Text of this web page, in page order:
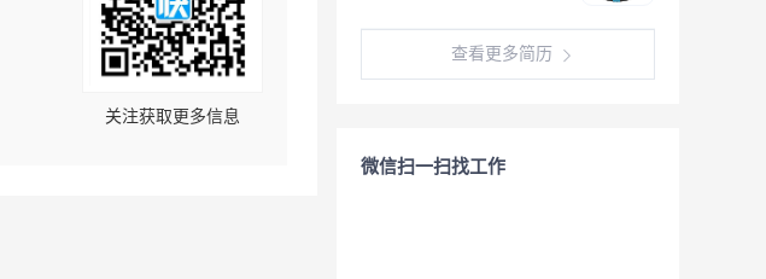
关注获取更多信息
查看更多简历
微信扫一扫找工作